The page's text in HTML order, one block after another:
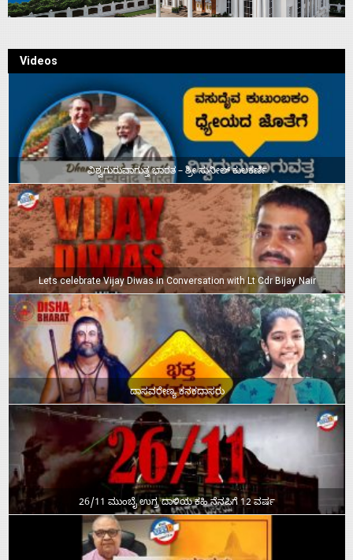
Videos
ವಿಶ್ವಗುರುವಾಗುತ್ತ ಭಾರತ – ಶ್ರೀ ಸುನೀಲ್‌ ಕುಲಕರ್ಣಿ
Lets celebrate Vijay Diwas in Conversation with Lt Cdr Bijay Nair
ದಾಸವರೇಣ್ಯ ಕನಕದಾಸರು
26/11 ಮುಂಬೈ ಉಗ್ರ ದಾಳಿಯ ಕಹಿ ನೆನಪಿಗೆ 12 ವರ್ಷ